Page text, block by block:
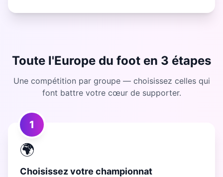
Toute l'Europe du foot en 3 étapes
Une compétition par groupe — choisissez celles qui
font battre votre cœur de supporter.
1
🌍
Choisissez votre championnat